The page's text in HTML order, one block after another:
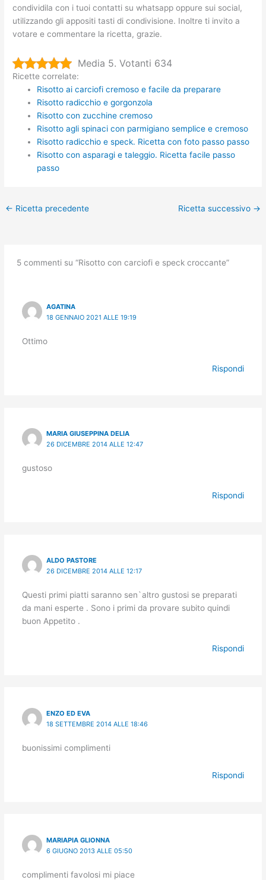
condividila con i tuoi contatti su whatsapp oppure sui social,
utilizzando gli appositi tasti di condivisione. Inoltre ti invito a
votare e commentare la ricetta, grazie.
Media 5. Votanti 634
Ricette correlate:
Risotto ai carciofi cremoso e facile da preparare
Risotto radicchio e gorgonzola
Risotto con zucchine cremoso
Risotto agli spinaci con parmigiano semplice e cremoso
Risotto radicchio e speck. Ricetta con foto passo passo
Risotto con asparagi e taleggio. Ricetta facile passo
passo
← Ricetta precedente Ricetta successivo →
5 commenti su “Risotto con carciofi e speck croccante”
AGATINA
18 GENNAIO 2021 ALLE 19:19
Ottimo
Rispondi
MARIA GIUSEPPINA DELIA
26 DICEMBRE 2014 ALLE 12:47
gustoso
Rispondi
ALDO PASTORE
26 DICEMBRE 2014 ALLE 12:17
Questi primi piatti saranno sen`altro gustosi se preparati
da mani esperte . Sono i primi da provare subito quindi
buon Appetito .
Rispondi
ENZO ED EVA
18 SETTEMBRE 2014 ALLE 18:46
buonissimi complimenti
Rispondi
MARIAPIA GLIONNA
6 GIUGNO 2013 ALLE 05:50
complimenti favolosi mi piace